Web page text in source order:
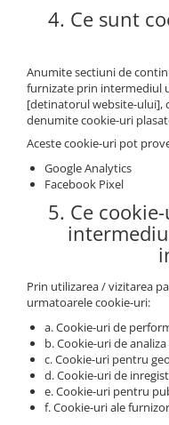
4. Ce sunt
Anumite sectiuni de
furnizate prin intermediul
[detinatorul website-ului],
denumite cookie-uri
Aceste cookie-uri pot
Google Analytics
Facebook Pixel
5. Ce
Prin utilizarea / vizitarea
urmatoarele cookie-uri:
a. Cookie-uri de
b. Cookie-uri de
c. Cookie-uri pentru
d. Cookie-uri de
e. Cookie-uri pentru
f. Cookie-uri ale